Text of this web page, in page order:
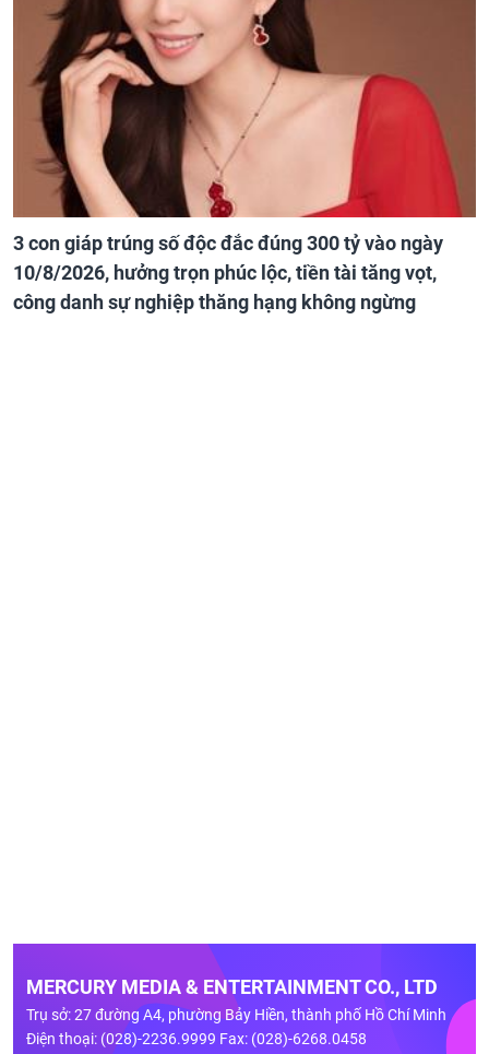
3 con giáp trúng số độc đắc đúng 300 tỷ vào ngày
10/8/2026, hưởng trọn phúc lộc, tiền tài tăng vọt,
công danh sự nghiệp thăng hạng không ngừng
MERCURY MEDIA & ENTERTAINMENT CO., LTD
Trụ sở: 27 đường A4, phường Bảy Hiền, thành phố Hồ Chí Minh
Điện thoại: (028)-2236.9999 Fax: (028)-6268.0458